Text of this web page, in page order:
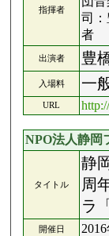
指揮者
司
者
出演者 豊
入場料 一
URL
NPO法人静岡
タイトル
静
周
ラ
開催日